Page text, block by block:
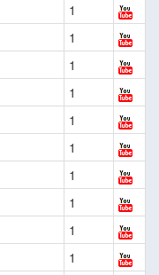
1
1
1
1
1
1
1
1
1
1